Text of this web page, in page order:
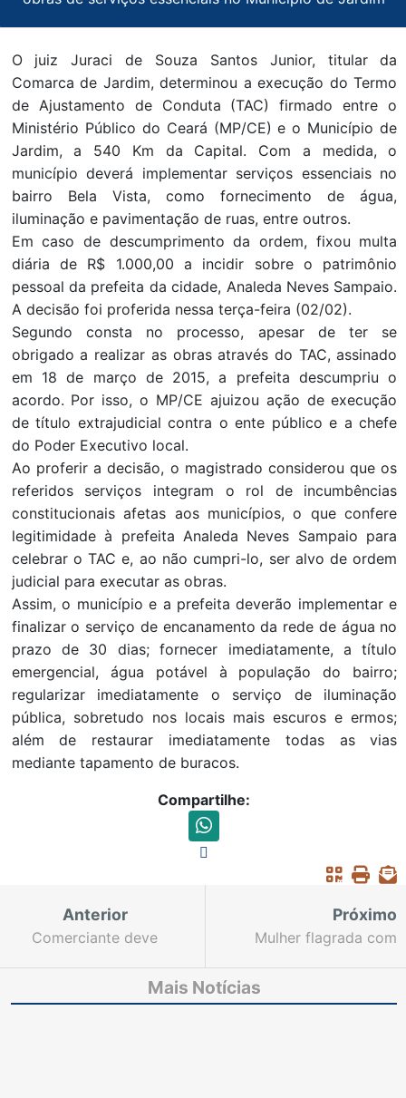
O juiz Juraci de Souza Santos Junior, titular da
Comarca de Jardim, determinou a execução do Termo
de Ajustamento de Conduta (TAC) firmado entre o
Ministério Público do Ceará (MP/CE) e o Município de
Jardim, a 540 Km da Capital. Com a medida, o
município deverá implementar serviços essenciais no
bairro Bela Vista, como fornecimento de água,
iluminação e pavimentação de ruas, entre outros.
Em caso de descumprimento da ordem, fixou multa
diária de R$ 1.000,00 a incidir sobre o patrimônio
pessoal da prefeita da cidade, Analeda Neves Sampaio.
A decisão foi proferida nessa terça-feira (02/02).
Segundo consta no processo, apesar de ter se
obrigado a realizar as obras através do TAC, assinado
em 18 de março de 2015, a prefeita descumpriu o
acordo. Por isso, o MP/CE ajuizou ação de execução
de título extrajudicial contra o ente público e a chefe
do Poder Executivo local.
Ao proferir a decisão, o magistrado considerou que os
referidos serviços integram o rol de incumbências
constitucionais afetas aos municípios, o que confere
legitimidade à prefeita Analeda Neves Sampaio para
celebrar o TAC e, ao não cumpri-lo, ser alvo de ordem
judicial para executar as obras.
Assim, o município e a prefeita deverão implementar e
finalizar o serviço de encanamento da rede de água no
prazo de 30 dias; fornecer imediatamente, a título
emergencial, água potável à população do bairro;
regularizar imediatamente o serviço de iluminação
pública, sobretudo nos locais mais escuros e ermos;
além de restaurar imediatamente todas as vias
mediante tapamento de buracos.
Compartilhe:
Anterior
Comerciante deve
Telemar por inscrição
indevida no SPC
Próximo
Mulher flagrada com
permanecer presa
Mais Notícias